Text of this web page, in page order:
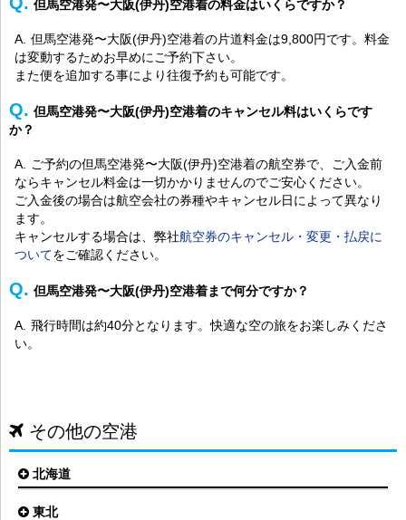
但馬空港発〜大阪(伊丹)空港着の料金はいくらですか？
但馬空港発〜大阪(伊丹)空港着の片道料金は9,800円です。料金
は変動するためお早めにご予約下さい。
また便を追加する事により往復予約も可能です。
但馬空港発〜大阪(伊丹)空港着のキャンセル料はいくらです
か？
ご予約の但馬空港発〜大阪(伊丹)空港着の航空券で、ご入金前
ならキャンセル料金は一切かかりませんのでご安心ください。
ご入金後の場合は航空会社の券種やキャンセル日によって異なり
ます。
キャンセルする場合は、弊社航空券のキャンセル・変更・払戻に
ついてをご確認ください。
但馬空港発〜大阪(伊丹)空港着まで何分ですか？
飛行時間は約40分となります。快適な空の旅をお楽しみくださ
い。
その他の空港
北海道
札幌(新千歳)空港
東北